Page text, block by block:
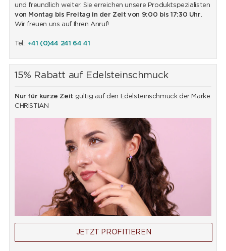
und freundlich weiter. Sie erreichen unsere Produktspezialisten
von Montag bis Freitag in der Zeit von 9:00 bis 17:30 Uhr.
Wir freuen uns auf Ihren Anruf!
Tel.: +41 (0)44 241 64 41
15% Rabatt auf Edelsteinschmuck
Nur für kurze Zeit gültig auf den Edelsteinschmuck der Marke
CHRISTIAN
JETZT PROFITIEREN